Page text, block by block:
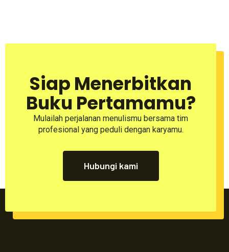
Siap Menerbitkan
Buku Pertamamu?
Mulailah perjalanan menulismu bersama tim
profesional yang peduli dengan karyamu.
Hubungi kami